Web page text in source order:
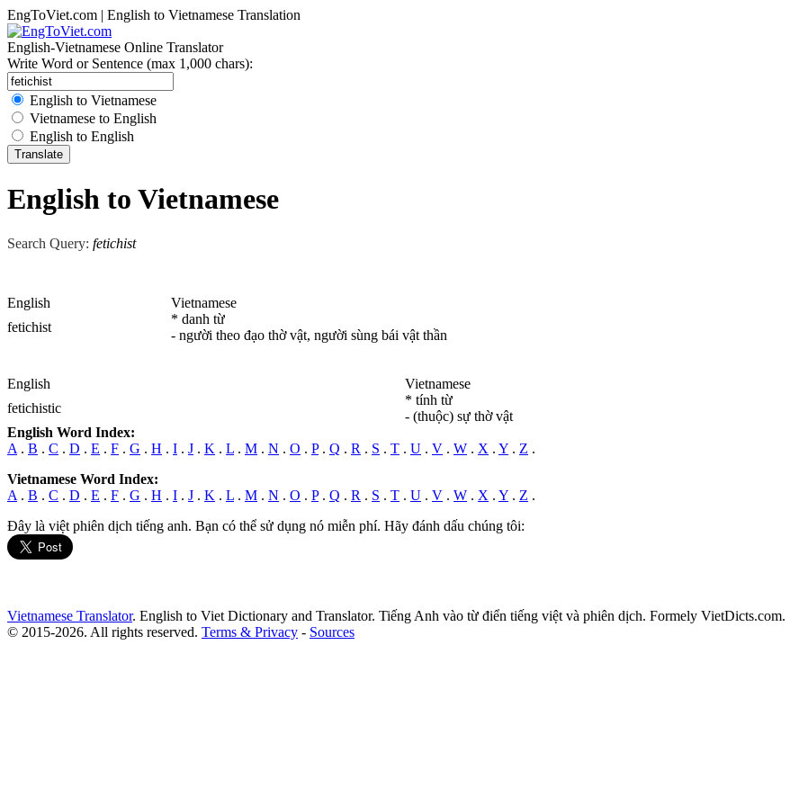
EngToViet.com | English to Vietnamese Translation
English-Vietnamese Online Translator
Write Word or Sentence (max 1,000 chars):
English to Vietnamese
Vietnamese to English
English to English
English to Vietnamese
Search Query: fetichist
English
Vietnamese
fetichist
* danh từ
- người theo đạo thờ vật, người sùng bái vật thần
English
Vietnamese
fetichistic
* tính từ
- (thuộc) sự thờ vật
English Word Index:
A . B . C . D . E . F . G . H . I . J . K . L . M . N . O . P. Q . R . S . T . U . V . W . X . Y . Z .
Vietnamese Word Index:
A . B . C . D . E . F . G . H . I . J . K . L . M . N . O . P. Q . R . S . T . U . V . W . X . Y . Z .
Đây là việt phiên dịch tiếng anh. Bạn có thể sử dụng nó miễn phí. Hãy đánh dấu chúng tôi:
Vietnamese Translator. English to Viet Dictionary and Translator. Tiếng Anh vào từ điển tiếng việt và phiên dịch. Formely VietDicts.com.
© 2015-2026. All rights reserved. Terms & Privacy - Sources